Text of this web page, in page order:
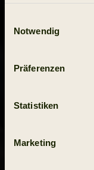
Notwendig
Präferenzen
Statistiken
Marketing